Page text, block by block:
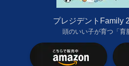
プレジデントFamily
頭のいい子が育つ「育